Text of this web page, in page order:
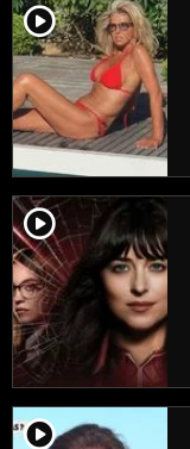
player2
player2
player2